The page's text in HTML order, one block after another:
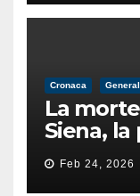
Cronaca
La
Siena,
di
male
Feb 24, 2026